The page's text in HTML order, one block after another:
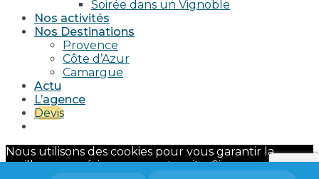
Soirée dans un Vignoble
Nos activités
Nos Destinations
Provence
Côte d’Azur
Camargue
Actu
L’agence
Devis
Nous utilisons des cookies pour vous garantir la
meilleure expérience sur notre site. Si vous continuez